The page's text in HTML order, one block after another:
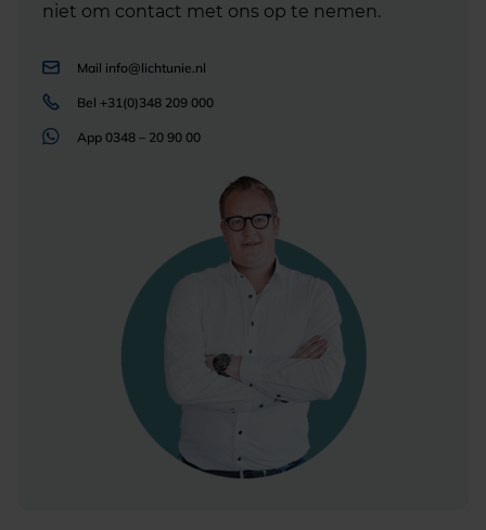
niet om contact met ons op te nemen.
Mail info@lichtunie.nl
Bel +31(0)348 209 000
App 0348 – 20 90 00